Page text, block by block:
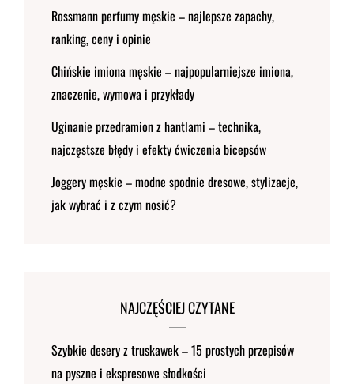
Rossmann perfumy męskie – najlepsze zapachy,
ranking, ceny i opinie
Chińskie imiona męskie – najpopularniejsze imiona,
znaczenie, wymowa i przykłady
Uginanie przedramion z hantlami – technika,
najczęstsze błędy i efekty ćwiczenia bicepsów
Joggery męskie – modne spodnie dresowe, stylizacje,
jak wybrać i z czym nosić?
NAJCZĘŚCIEJ CZYTANE
Szybkie desery z truskawek – 15 prostych przepisów
na pyszne i ekspresowe słodkości